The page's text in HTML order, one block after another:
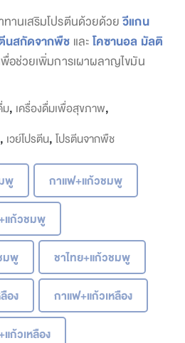
ทานเสริมโปรตีนด้วยด้วย วีแกน
นสกัดจากพืช และโคซานอล มัลติ
อช่วยเพิ่มการเผาผลาญไขมัน
ม, เครื่องดื่มเพื่อสุขภาพ,
, เวย์โปรตีน, โปรตีนจากพืช
พู กาแฟ+แก้วชมพู
แก้วชมพู
มพู ชาไทย+แก้วชมพู
อง กาแฟ+แก้วเหลือง
ก้วเหลือง